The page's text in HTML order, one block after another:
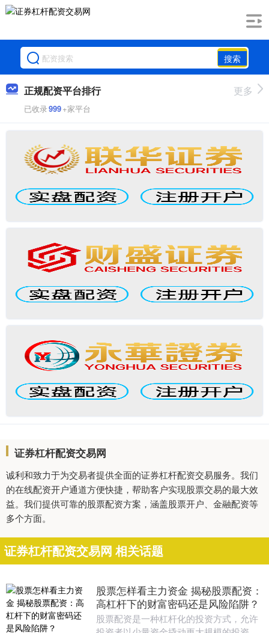
搜索
正规配资平台排行
已收录999+家平台
更多
证券杠杆配资交易网
诚利和致力于为交易者提供全面的证券杠杆配资交易服务。我们
的在线配资开户通道方便快捷，帮助客户实现股票交易的最大效
益。我们提供可靠的股票配资方案，涵盖股票开户、金融配资等
多个方面。
证券杠杆配资交易网 相关话题
股票怎样看主力资金 揭秘股票配资：
高杠杆下的财富密码还是风险陷阱？
股票配资是一种杠杆化的投资方式，允许